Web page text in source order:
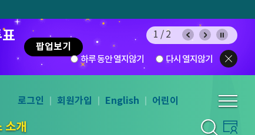
팝업보기
1/2
하루 동안 열지않기 다시 열지않기
소개
로그인 회원가입 English 어린이